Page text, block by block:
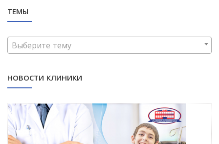
ТЕМЫ
Выберите тему
НОВОСТИ КЛИНИКИ